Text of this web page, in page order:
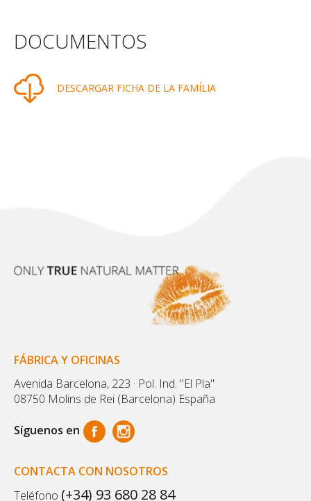
DOCUMENTOS
DESCARGAR FICHA DE LA FAMÍLIA
FÁBRICA Y OFICINAS
Avenida Barcelona, 223 · Pol. Ind. "El Pla"
08750 Molins de Rei (Barcelona) España
Síguenos en
CONTACTA CON NOSOTROS
Teléfono (+34) 93 680 28 84